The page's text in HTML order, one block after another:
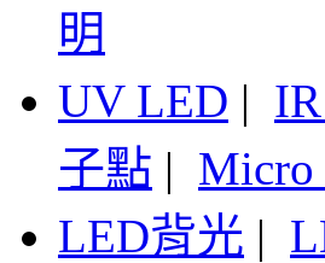
明
UV LED |
子點 |
LED背光 |